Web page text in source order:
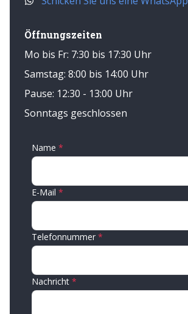
Öffnungszeiten
Mo bis Fr: 7:30 bis 17:30 Uhr
Samstag: 8:00 bis 14:00 Uhr
Pause: 12:30 - 13:00 Uhr
Sonntags geschlossen
Name
E-Mail
Telefonnummer
Nachricht